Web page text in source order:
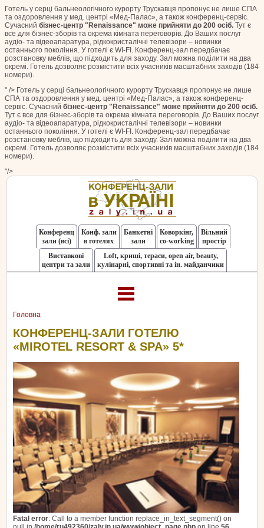
Готель у серці бальнеологічного курорту Трускавця пропонує не лише СПА
та оздоровлення у мед. центрі «Мед-Палас», а також конференц-сервіс.
Сучасний бізнес-центр "Renaissance" може прийняти до 200 осіб. Тут є
все для бізнес-зборів та окрема кімната переговорів. До Ваших послуг
аудіо- та відеоапаратура, рідкокристалічні телевізори – новинки
останнього покоління. У готелі є WI-FI. Конференц-зал передбачає
розстановку меблів, що підходить для заходу. Зал можна поділити на два
окремі. Готель дозволяє розмістити всіх учасників масштабних заходів (184
номери).
" /> Готель у серці бальнеологічного курорту Трускавця пропонує не лише
СПА та оздоровлення у мед. центрі «Мед-Палас», а також конференц-
сервіс. Сучасний бізнес-центр "Renaissance" може прийняти до 200 осіб.
Тут є все для бізнес-зборів та окрема кімната переговорів. До Ваших послуг
аудіо- та відеоапаратура, рідкокристалічні телевізори – новинки
останнього покоління. У готелі є WI-FI. Конференц-зал передбачає
розстановку меблів, що підходить для заходу. Зал можна поділити на два
окремі. Готель дозволяє розмістити всіх учасників масштабних заходів (184
номери).
"/>
Конференц
зали (всі)
Конф. зали
в готелях
Банкетні
зали
Коворкінг,
co-working
Вільний
простір
Виставкові
центри та зали
Loft, криші, тераси, оpen air, beauty,
кулінарні, спортивні та ін. майданчики
Головна
КОНФЕРЕНЦ-ЗАЛИ ГОТЕЛЮ
«MIROTEL RESORT & SPA» 5*
Fatal error: Call to a member function replace_in_text_segment() on